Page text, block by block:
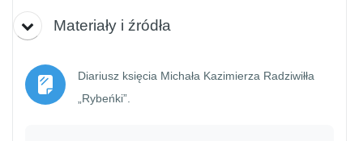
Materiały i źródła
Diariusz księcia Michała Kazimierza Radziwiłła
„Rybeńki”.